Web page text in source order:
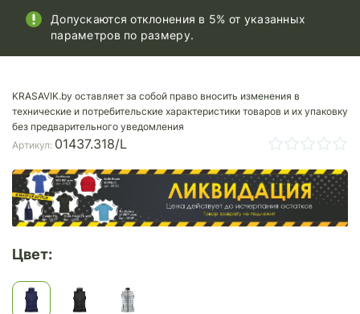
Допускаются отклонения в 5% от указанных
параметров по размеру.
KRASAVIK.by оставляет за собой право вносить изменения в
технические и потребительские характеристики товаров и их упаковку
без предварительного уведомления
Артикул: 01437.318/L
Цвет: